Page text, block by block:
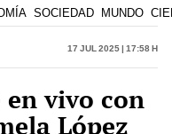
SOCIEDAD MUNDO
17 Jul 2025 | 17:58 h
vivo con
López